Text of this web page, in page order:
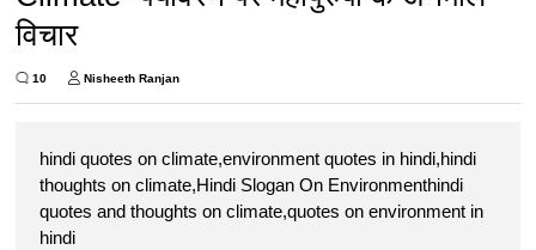
विचार
10 Nisheeth Ranjan
hindi quotes on climate,environment quotes in hindi,hindi
thoughts on climate,Hindi Slogan On Environmenthindi
quotes and thoughts on climate,quotes on environment in
hindi